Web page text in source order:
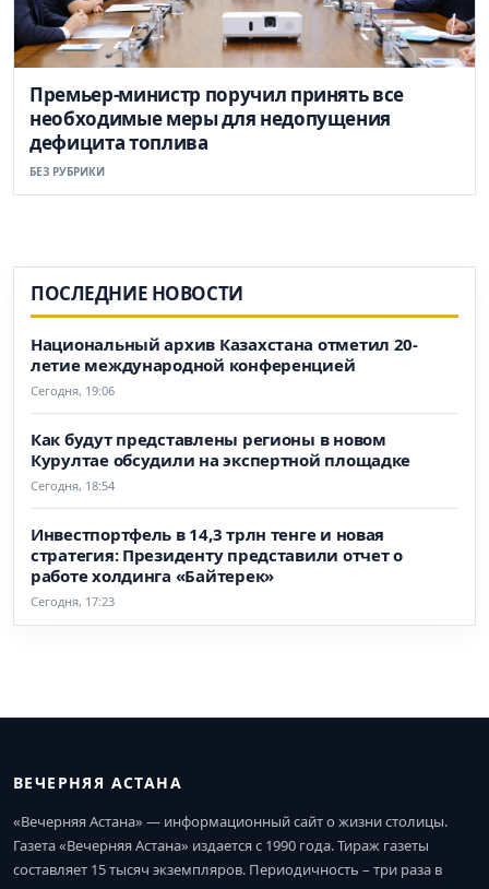
Премьер-министр поручил принять все
необходимые меры для недопущения
дефицита топлива
БЕЗ РУБРИКИ
ПОСЛЕДНИЕ НОВОСТИ
Национальный архив Казахстана отметил 20-
летие международной конференцией
Сегодня, 19:06
Как будут представлены регионы в новом
Курултае обсудили на экспертной площадке
Сегодня, 18:54
Инвестпортфель в 14,3 трлн тенге и новая
стратегия: Президенту представили отчет о
работе холдинга «Байтерек»
Сегодня, 17:23
ВЕЧЕРНЯЯ АСТАНА
«Вечерняя Астана» — информационный сайт о жизни столицы.
Газета «Вечерняя Астана» издается с 1990 года. Тираж газеты
составляет 15 тысяч экземпляров. Периодичность – три раза в